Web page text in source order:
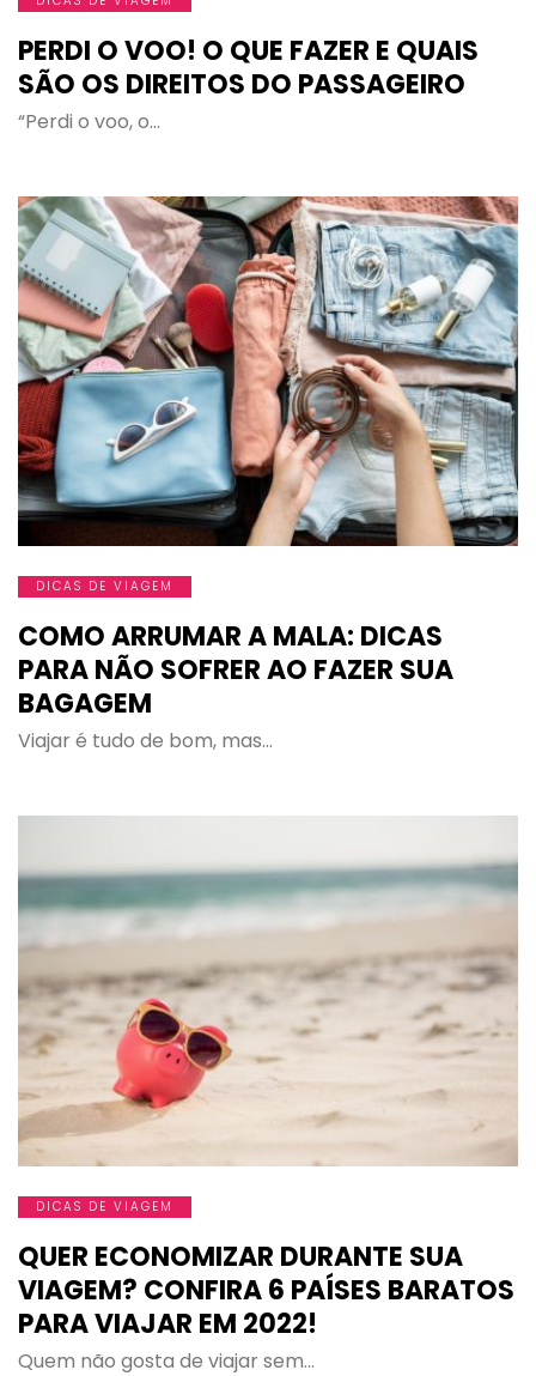
PERDI O VOO! O QUE FAZER E QUAIS
SÃO OS DIREITOS DO PASSAGEIRO
“Perdi o voo, o…
DICAS DE VIAGEM
COMO ARRUMAR A MALA: DICAS
PARA NÃO SOFRER AO FAZER SUA
BAGAGEM
Viajar é tudo de bom, mas…
DICAS DE VIAGEM
QUER ECONOMIZAR DURANTE SUA
VIAGEM? CONFIRA 6 PAÍSES BARATOS
PARA VIAJAR EM 2022!
Quem não gosta de viajar sem…